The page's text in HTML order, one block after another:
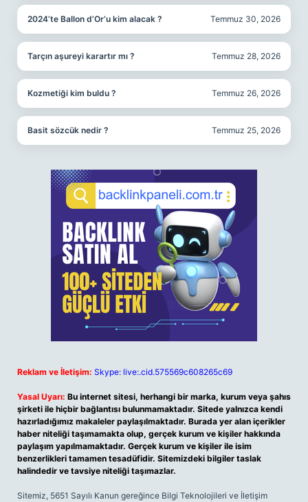
2024’te Ballon d’Or’u kim alacak ? Temmuz 30, 2026
Tarçın aşureyi karartır mı ? Temmuz 28, 2026
Kozmetiği kim buldu ? Temmuz 26, 2026
Basit sözcük nedir ? Temmuz 25, 2026
Reklam ve İletişim: Skype: live:.cid.575569c608265c69
Yasal Uyarı: Bu internet sitesi, herhangi bir marka, kurum veya şahıs
şirketi ile hiçbir bağlantısı bulunmamaktadır. Sitede yalnızca kendi
hazırladığımız makaleler paylaşılmaktadır. Burada yer alan içerikler
haber niteliği taşımamakta olup, gerçek kurum ve kişiler hakkında
paylaşım yapılmamaktadır. Gerçek kurum ve kişiler ile isim
benzerlikleri tamamen tesadüfidir. Sitemizdeki bilgiler taslak
halindedir ve tavsiye niteliği taşımazlar.
Sitemiz, 5651 Sayılı Kanun gereğince Bilgi Teknolojileri ve İletişim